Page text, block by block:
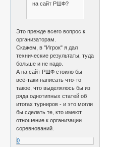
на сайт РШФ?
Это прежде всего вопрос к
организаторам.
Скажем, в "Игрок" я дал
технические результаты, туда
больше и не надо.
А на сайт РШФ стоило бы
всё-таки написать что-то
такое, что выделялось бы из
ряда однотипных статей об
итогах турниров - и это могли
бы сделать те, кто имеют
отношение к организации
соревнований.
0